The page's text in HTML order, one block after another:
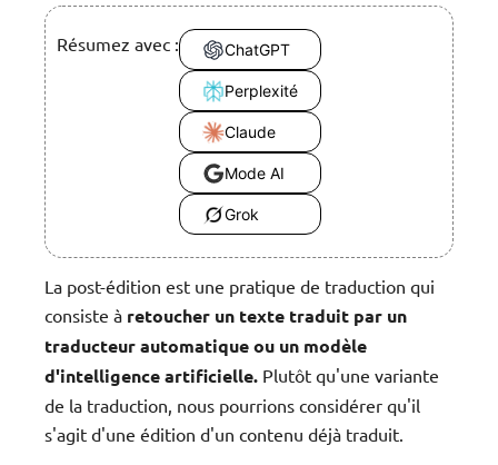
Résumez avec : ChatGPT
Perplexité
Claude
Mode AI
Grok
La post-édition est une pratique de traduction qui
consiste à retoucher un texte traduit par un
traducteur automatique ou un modèle
d'intelligence artificielle. Plutôt qu'une variante
de la traduction, nous pourrions considérer qu'il
s'agit d'une édition d'un contenu déjà traduit.